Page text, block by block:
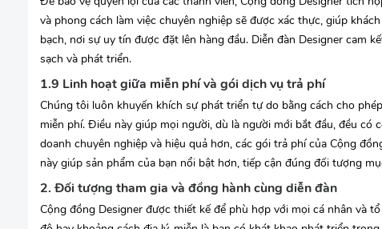
và phong cách làm việc chuyên nghiệp sẽ được xác thực, giúp
bạch, nơi sự uy tín được đặt lên hàng đầu. Diễn đàn Designer cam
sạch và phát triển.
1.9 Linh hoạt giữa miễn phí và gói dịch vụ trả phí
Chúng tôi luôn khuyến khích sự phát triển tự do bằng cách cho
miễn phí. Điều này giúp mọi người, dù là người mới bắt đầu, đều có
doanh chuyên nghiệp và hiệu quả hơn, các gói trả phí của Cộng
này giúp sản phẩm của bạn nổi bật hơn, tiếp cận đúng đối tượng
2. Đối tượng tham gia và đồng hành cùng diễn đàn
Cộng đồng Designer được thiết kế để phù hợp với mọi cá nhân và